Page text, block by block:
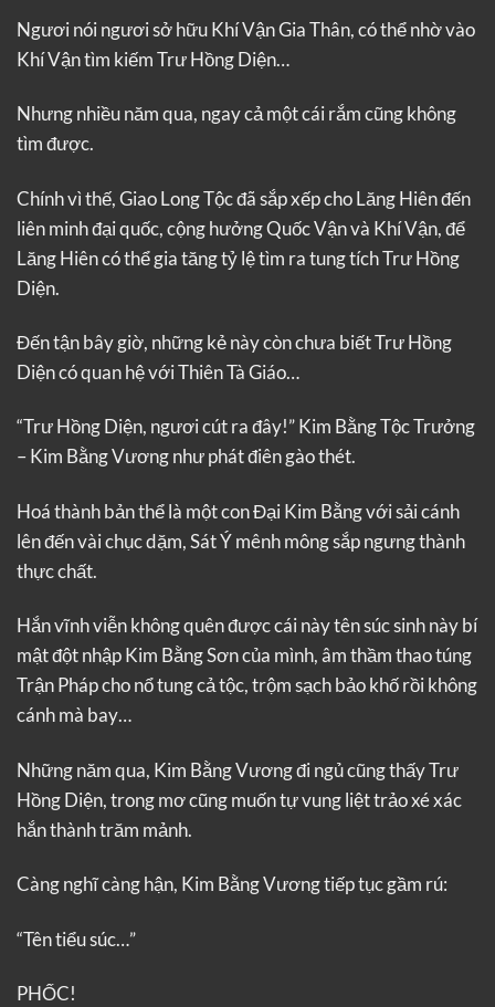
Ngươi nói ngươi sở hữu Khí Vận Gia Thân, có thể nhờ vào
Khí Vận tìm kiếm Trư Hồng Diện…
Nhưng nhiều năm qua, ngay cả một cái rắm cũng không
tìm được.
Chính vì thế, Giao Long Tộc đã sắp xếp cho Lăng Hiên đến
liên minh đại quốc, cộng hưởng Quốc Vận và Khí Vận, để
Lăng Hiên có thể gia tăng tỷ lệ tìm ra tung tích Trư Hồng
Diện.
Đến tận bây giờ, những kẻ này còn chưa biết Trư Hồng
Diện có quan hệ với Thiên Tà Giáo…
“Trư Hồng Diện, ngươi cút ra đây!” Kim Bằng Tộc Trưởng
– Kim Bằng Vương như phát điên gào thét.
Hoá thành bản thể là một con Đại Kim Bằng với sải cánh
lên đến vài chục dặm, Sát Ý mênh mông sắp ngưng thành
thực chất.
Hắn vĩnh viễn không quên được cái này tên súc sinh này bí
mật đột nhập Kim Bằng Sơn của mình, âm thầm thao túng
Trận Pháp cho nổ tung cả tộc, trộm sạch bảo khố rồi không
cánh mà bay…
Những năm qua, Kim Bằng Vương đi ngủ cũng thấy Trư
Hồng Diện, trong mơ cũng muốn tự vung liệt trảo xé xác
hắn thành trăm mảnh.
Càng nghĩ càng hận, Kim Bằng Vương tiếp tục gầm rú:
“Tên tiểu súc…”
PHỐC!